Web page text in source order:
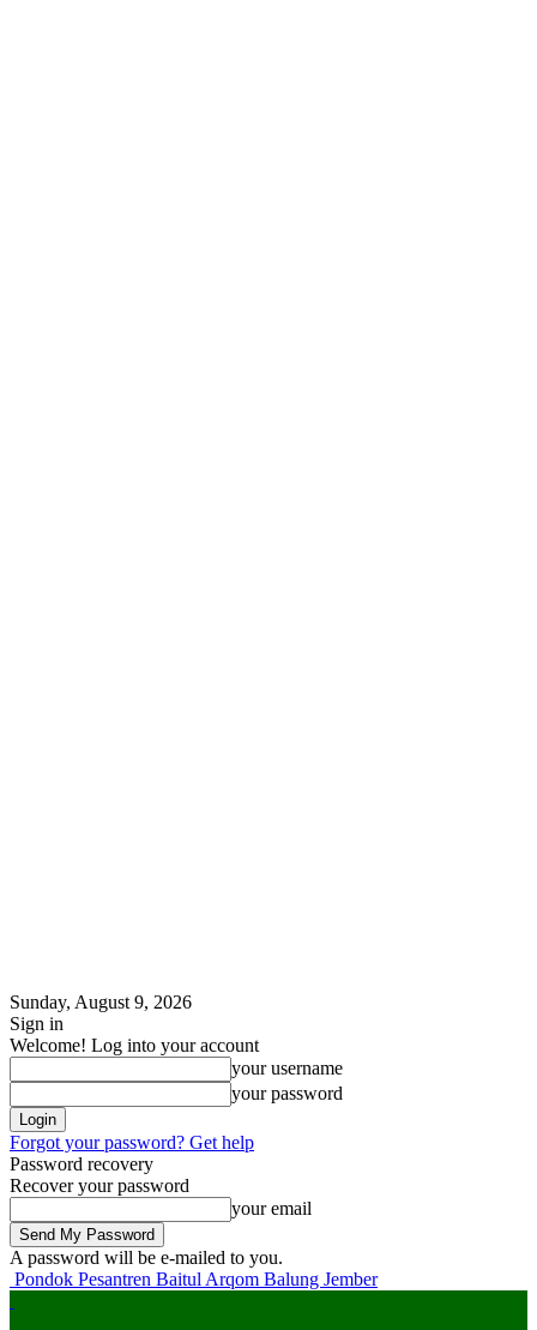
Sunday, August 9, 2026
Sign in
Welcome! Log into your account
your username
your password
Forgot your password? Get help
Password recovery
Recover your password
your email
A password will be e-mailed to you.
Pondok Pesantren Baitul Arqom Balung Jember